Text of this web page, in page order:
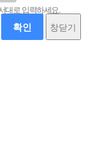
대로 입력하세요.
확인 창닫기